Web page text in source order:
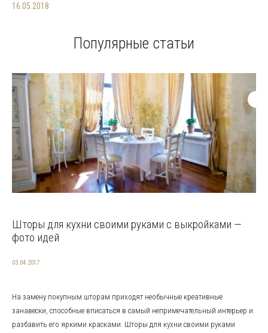
16.05.2018
Популярные статьи
Шторы для кухни своими руками с выкройками —
фото идей
03.04.2017
На замену покупным шторам приходят необычные креативные
занавески, способные вписаться в самый непримечательный интерьер и
разбавить его яркими красками. Шторы для кухни своими руками